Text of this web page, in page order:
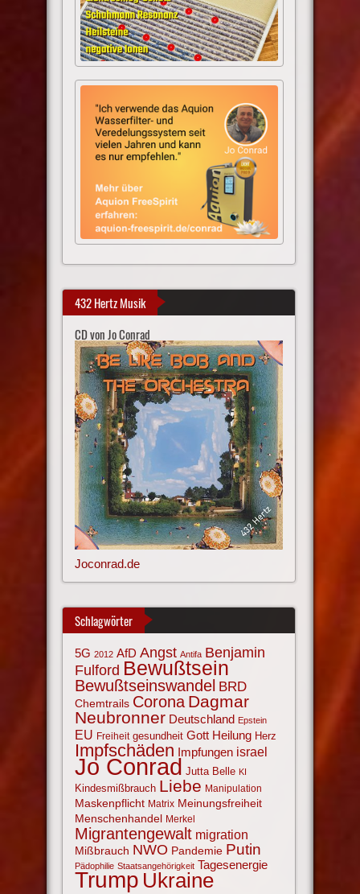
432 Hertz Musik
CD von Jo Conrad
Joconrad.de
Schlagwörter
5G 2012 AfD Angst Antifa Benjamin
Fulford Bewußtsein
Bewußtseinswandel BRD
Chemtrails Corona Dagmar
Neubronner Deutschland Epstein
EU Freiheit gesundheit Gott Heilung Herz
Impfschäden Impfungen israel
Jo Conrad Jutta Belle KI
Kindesmißbrauch Liebe Manipulation
Maskenpflicht Matrix Meinungsfreiheit
Menschenhandel Merkel
Migrantengewalt migration
Mißbrauch NWO Pandemie Putin
Pädophilie Staatsangehörigkeit Tagesenergie
Trump Ukraine